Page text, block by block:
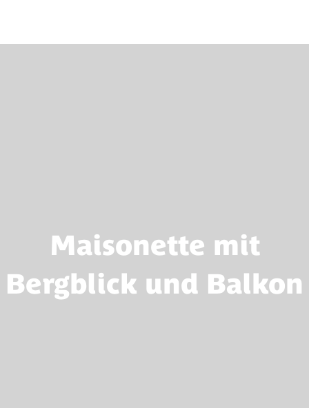
Maisonette mit
Bergblick und Balkon